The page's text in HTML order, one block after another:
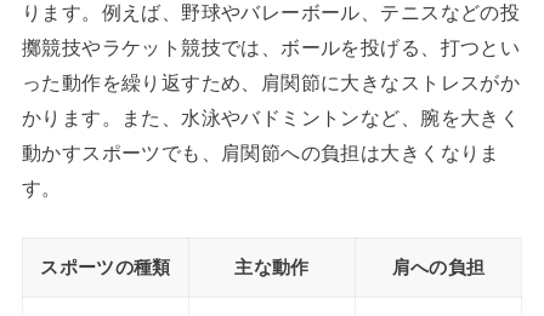
ります。例えば、野球やバレーボール、テニスなどの投
擲競技やラケット競技では、ボールを投げる、打つとい
った動作を繰り返すため、肩関節に大きなストレスがか
かります。また、水泳やバドミントンなど、腕を大きく
動かすスポーツでも、肩関節への負担は大きくなりま
す。
スポーツの種類 主な動作 肩への負担